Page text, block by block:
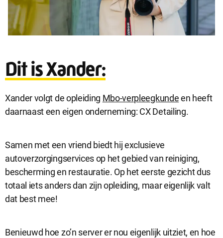
Dit is Xander:
Xander volgt de opleiding Mbo-verpleegkundeen heeft
daarnaast een eigen onderneming: CX Detailing.
Samen met een vriend biedt hij exclusieve
autoverzorgingservices op het gebied van reiniging,
bescherming en restauratie. Op het eerste gezicht dus
totaal iets anders dan zijn opleiding, maar eigenlijk valt
dat best mee!
Benieuwd hoe zo’n server er nou eigenlijk uitziet, en hoe